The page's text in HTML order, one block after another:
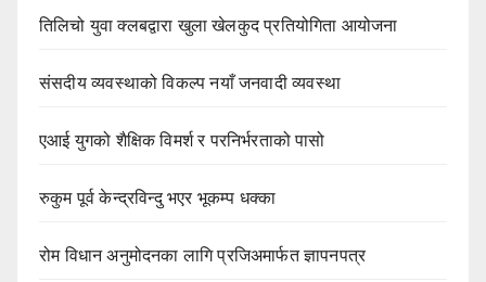
तिलिचो युवा क्लबद्वारा खुला खेलकुद प्रतियोगिता आयोजना
संसदीय व्यवस्थाको विकल्प नयाँ जनवादी व्यवस्था
एआई युगको शैक्षिक विमर्श र परनिर्भरताको पासो
रुकुम पूर्व केन्द्रविन्दु भएर भूकम्प धक्का
रोम विधान अनुमोदनका लागि प्रजिअमार्फत ज्ञापनपत्र